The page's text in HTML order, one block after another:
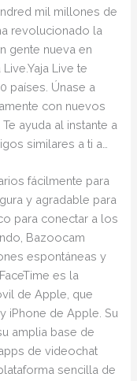
mil millones de
revolucionado la
gente nueva en
Live te
países. Únase a
con nuevos
ayuda al instante a
similares a ti a…
fácilmente para
y agradable para
para conectar a los
Bazoocam
espontáneas y
es la
de Apple, que
iPhone de Apple. Su
amplia base de
de videochat
sencilla de